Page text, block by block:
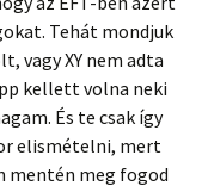
Tehát mondjuk
vagy XY nem adta
kellett volna neki
És te csak így
elismételni, mert
mentén meg fogod